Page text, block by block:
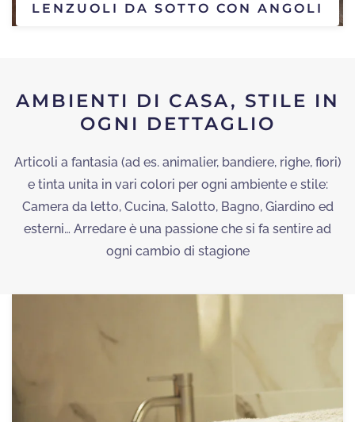
LENZUOLI DA SOTTO CON ANGOLI
AMBIENTI DI CASA, STILE IN
OGNI DETTAGLIO
Articoli a fantasia (ad es. animalier, bandiere, righe, fiori)
e tinta unita in vari colori per ogni ambiente e stile:
Camera da letto, Cucina, Salotto, Bagno, Giardino ed
esterni… Arredare è una passione che si fa sentire ad
ogni cambio di stagione